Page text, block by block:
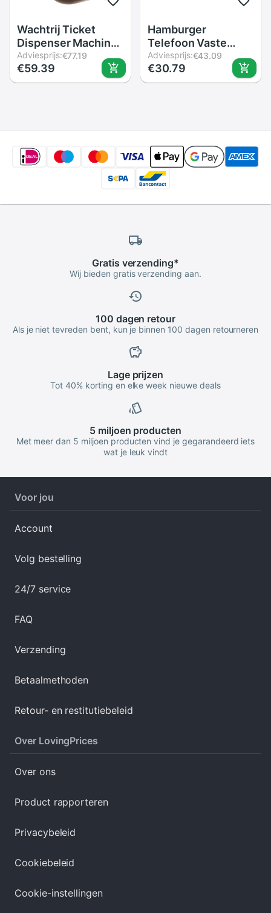
Wachtrij Ticket
Dispenser Machine
Neem Een Aantal
Ticket Wachtrij
Management
Adviesprijs:€77.19
€59.39
Hamburger
Telefoon Vaste
Telefoon Thuis
Desktop Snoer
Vaste Telefoon
Adviesprijs:€43.09
€30.79
Gratis verzending*
Wij bieden gratis verzending aan.
100 dagen retour
Als je niet tevreden bent, kun je binnen 100 dagen retourneren
Lageprijzen
Tot 40% korting en elke week nieuwe deals
5 miljoen producten
Met meer dan 5 miljoen producten vind je gegarandeerd iets
wat je leuk vindt
Voor jou
Account
Volg bestelling
24/7 service
FAQ
Verzending
Betaalmethoden
Retour- en restitutiebeleid
Over LovingPrices
Over ons
Product rapporteren
Privacybeleid
Cookiebeleid
Cookie-instellingen